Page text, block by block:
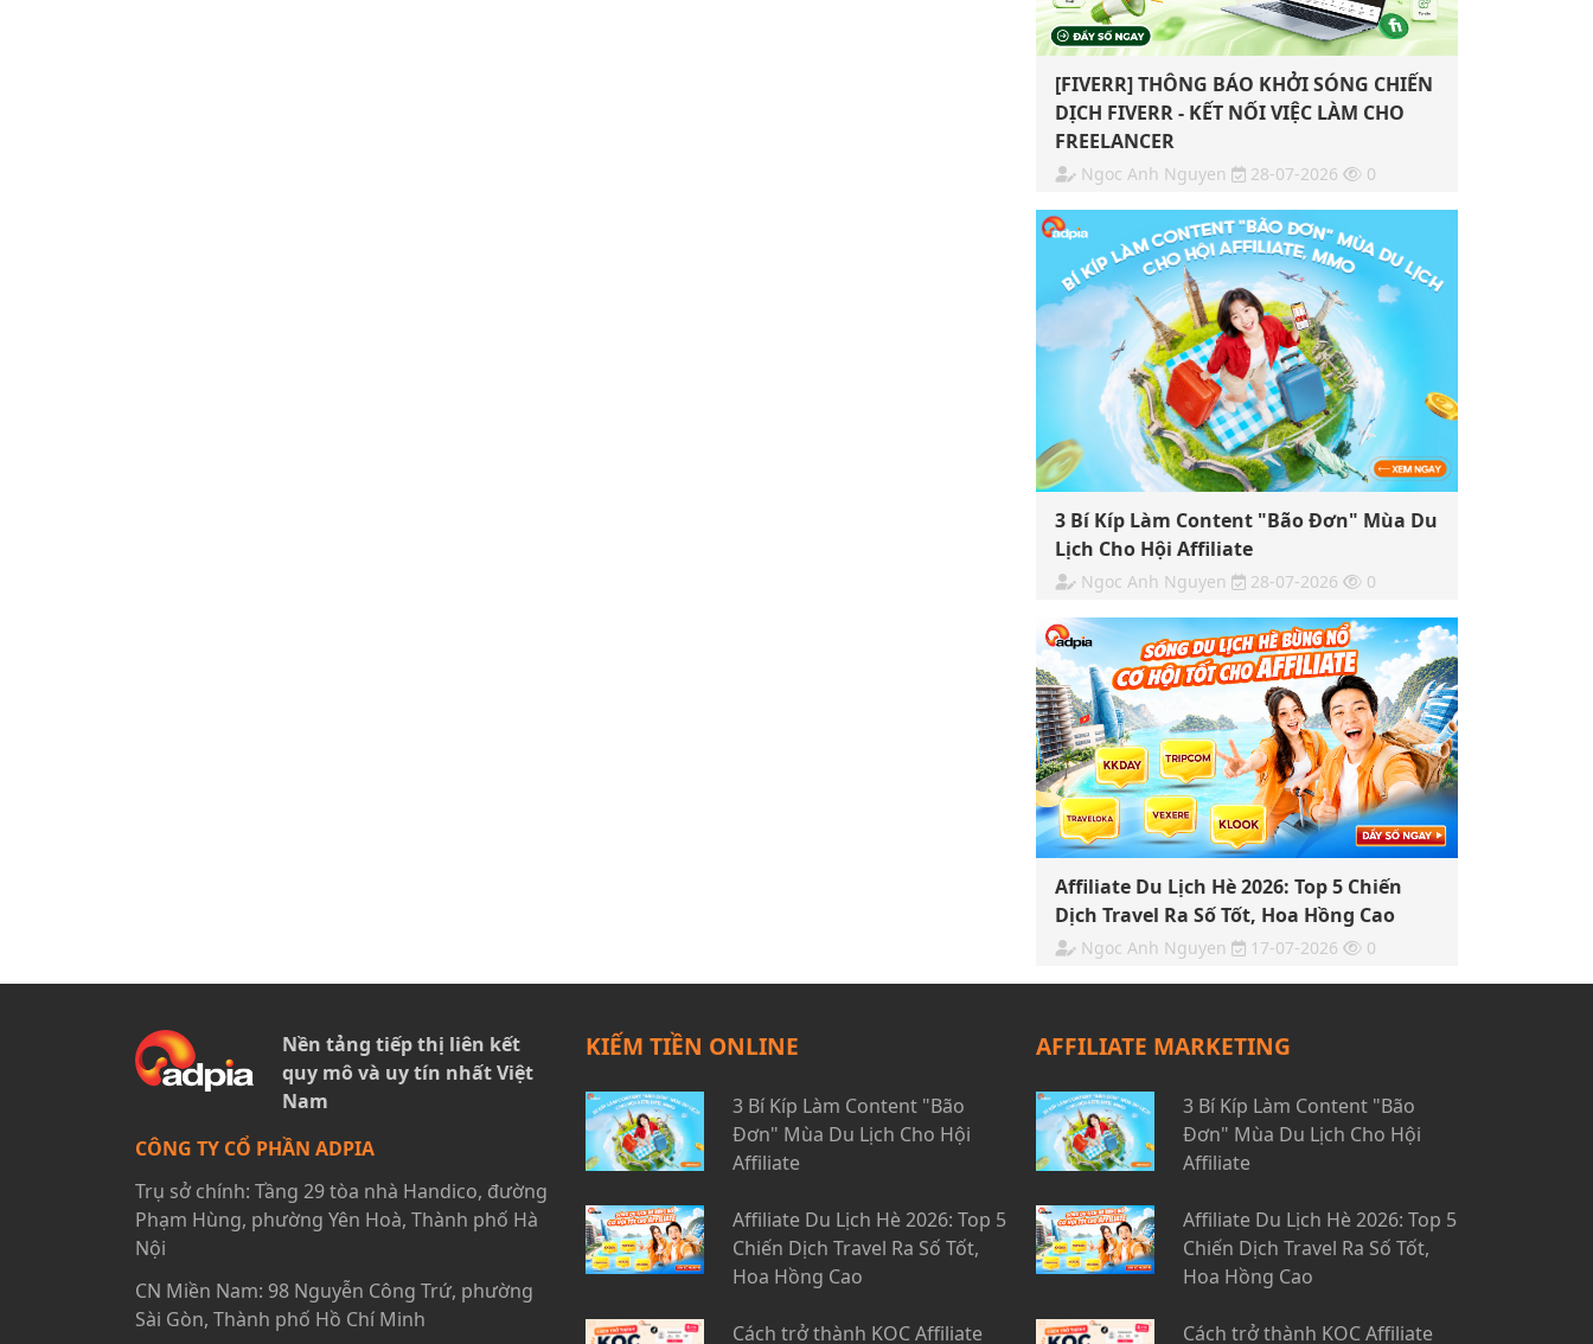
[FIVERR] THÔNG BÁO KHỞI SÓNG CHIẾN
DỊCH FIVERR - KẾT NỐI VIỆC LÀM CHO
FREELANCER
Ngoc Anh Nguyen 28-07-2026 0
3 Bí Kíp Làm Content "Bão Đơn" Mùa Du
Lịch Cho Hội Affiliate
Ngoc Anh Nguyen 28-07-2026 0
Affiliate Du Lịch Hè 2026: Top 5 Chiến
Dịch Travel Ra Số Tốt, Hoa Hồng Cao
Ngoc Anh Nguyen 17-07-2026 0
Nền tảng tiếp thị liên kết
quy mô và uy tín nhất Việt
Nam
CÔNG TY CỔ PHẦN ADPIA
Trụ sở chính: Tầng 29 tòa nhà Handico, đường
Phạm Hùng, phường Yên Hoà, Thành phố Hà
Nội
CN Miền Nam: 98 Nguyễn Công Trứ, phường
Sài Gòn, Thành phố Hồ Chí Minh
KIẾM TIỀN ONLINE
3 Bí Kíp Làm Content "Bão
Đơn" Mùa Du Lịch Cho Hội
Affiliate
Affiliate Du Lịch Hè 2026: Top 5
Chiến Dịch Travel Ra Số Tốt,
Hoa Hồng Cao
Cách trở thành KOC Affiliate
AFFILIATE MARKETING
3 Bí Kíp Làm Content "Bão
Đơn" Mùa Du Lịch Cho Hội
Affiliate
Affiliate Du Lịch Hè 2026: Top 5
Chiến Dịch Travel Ra Số Tốt,
Hoa Hồng Cao
Cách trở thành KOC Affiliate